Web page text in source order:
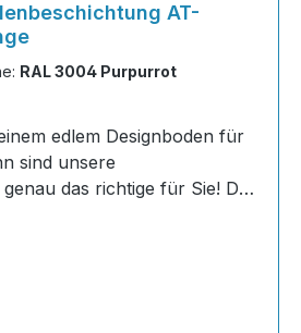
AT-
RAL 3004 Purpurrot
edlem Designboden für
sind unsere
das richtige für Sie! Der